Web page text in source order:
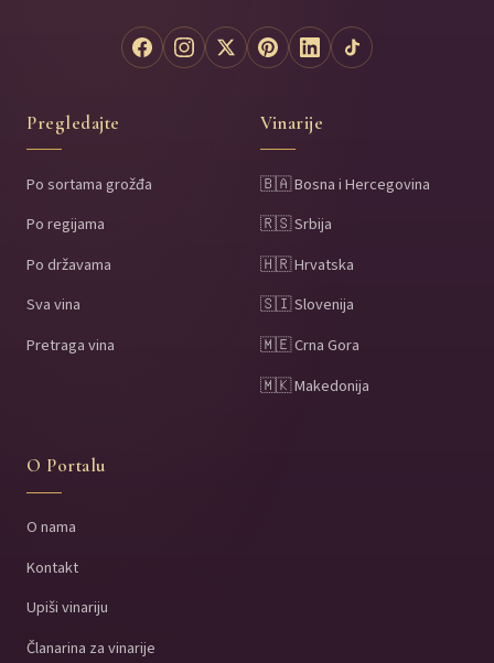
Pregledajte
Po sortama grožđa
Po regijama
Po državama
Sva vina
Pretraga vina
Vinarije
🇧🇦 Bosna i Hercegovina
🇷🇸 Srbija
🇭🇷 Hrvatska
🇸🇮 Slovenija
🇲🇪 Crna Gora
🇲🇰 Makedonija
O Portalu
O nama
Kontakt
Upiši vinariju
Članarina za vinarije